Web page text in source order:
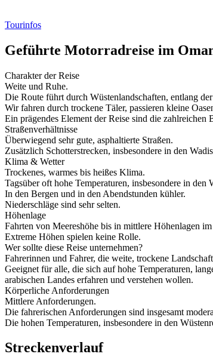
Tourinfos
Geführte Motorradreise im
Charakter der Reise
Weite und Ruhe.
Die Route führt durch Wüstenlandschaften, entlang
Wir fahren durch trockene Täler, passieren kleine
Ein prägendes Element der Reise sind die
Straßenverhältnisse
Überwiegend sehr gute, asphaltierte Straßen.
Zusätzlich Schotterstrecken, insbesondere in den
Klima & Wetter
Trockenes, warmes bis heißes Klima.
Tagsüber oft hohe Temperaturen, insbesondere in den
In den Bergen und in den Abendstunden kühler.
Niederschläge sind sehr selten.
Höhenlage
Fahrten von Meereshöhe bis in mittlere Höhenlagen
Extreme Höhen spielen keine Rolle.
Wer sollte diese Reise unternehmen?
Fahrerinnen und Fahrer, die weite, trockene
Geeignet für alle, die sich auf hohe Temperaturen,
arabischen Landes erfahren und verstehen wollen.
Körperliche Anforderungen
Mittlere Anforderungen.
Die fahrerischen Anforderungen sind insgesamt
Die hohen Temperaturen, insbesondere in den
Streckenverlauf